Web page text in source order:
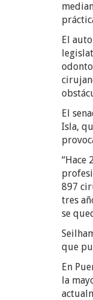
El
El
Isla,
“Hace
897
tres
se
que
En
la